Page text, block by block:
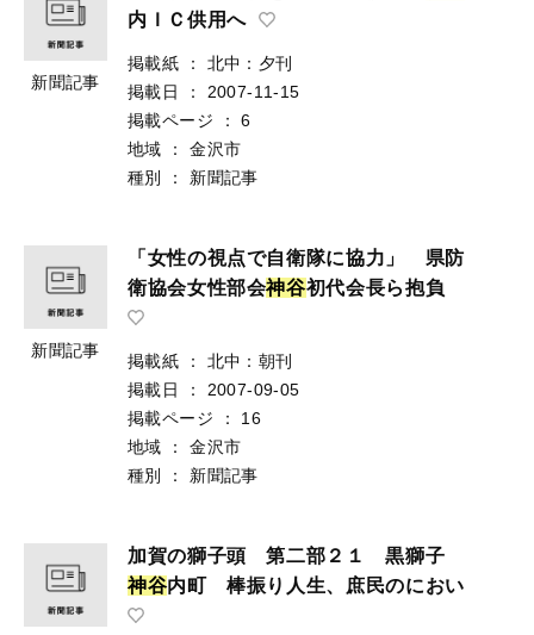
新聞記事
内ＩＣ供用へ
掲載紙 ：
北中：夕刊
掲載日
：
2007-11-15
掲載ページ
：
6
地域
：
金沢市
種別
： 新聞記事
新聞記事
「女性の視点で自衛隊に協力」 県防
衛協会女性部会神谷初代会長ら抱負
掲載紙 ：
北中：朝刊
掲載日
：
2007-09-05
掲載ページ
：
16
地域
：
金沢市
種別
： 新聞記事
加賀の獅子頭 第二部２１ 黒獅子
神谷内町 棒振り人生、庶民のにおい